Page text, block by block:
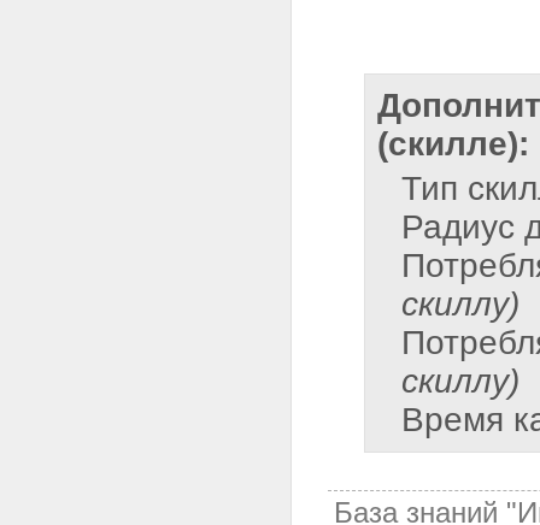
(скилле):
Тип
Радиус
скиллу)
скиллу)
Время
База знаний